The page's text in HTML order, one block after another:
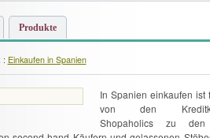
Produkte
: Einkaufen in Spanien
In Spanien einkaufen ist
von den
Shopaholics zu den